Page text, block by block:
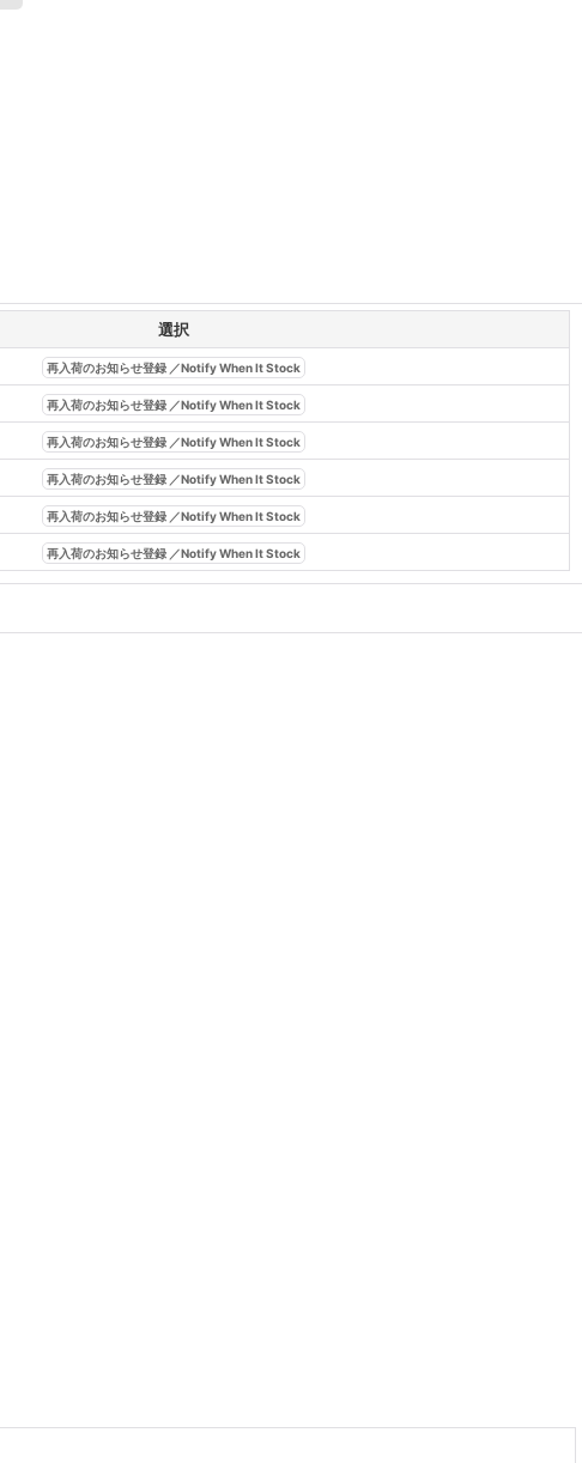
選択
再入荷のお知らせ登録 ／Notify When It Stock
再入荷のお知らせ登録 ／Notify When It Stock
再入荷のお知らせ登録 ／Notify When It Stock
再入荷のお知らせ登録 ／Notify When It Stock
再入荷のお知らせ登録 ／Notify When It Stock
再入荷のお知らせ登録 ／Notify When It Stock